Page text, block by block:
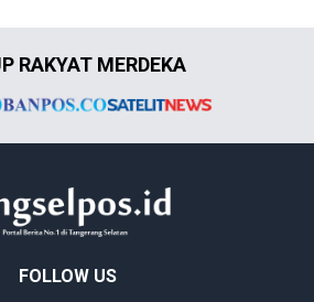
RAKYAT MERDEKA
FOLLOW US